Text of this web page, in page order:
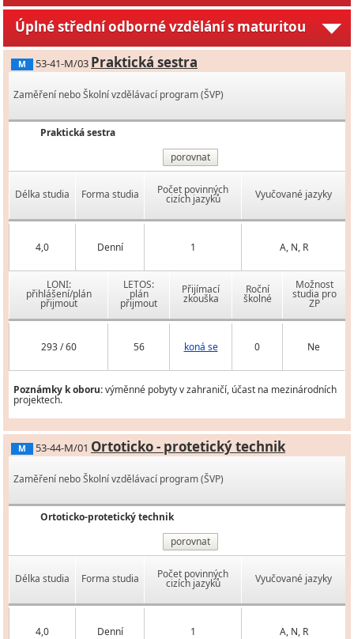
Úplné střední odborné vzdělání s maturitou
M 53-41-M/03 Praktická sestra
Zaměření nebo Školní vzdělávací program (ŠVP)
Praktická sestra
porovnat
Délka studia Forma studia Počet povinných
cizích jazyků Vyučované jazyky
4,0 Denní 1 A, N, R
LONI:
přihlášení/plán
přijmout
LETOS:
plán
přijmout
Přijímací
zkouška
Roční
školné
Možnost
studia pro
ZP
293 / 60 56 koná se 0 Ne
Poznámky k oboru:výměnné pobyty v zahraničí, účast na mezinárodních
projektech.
M 53-44-M/01 Ortoticko - protetický technik
Zaměření nebo Školní vzdělávací program (ŠVP)
Ortoticko-protetický technik
porovnat
Délka studia Forma studia Počet povinných
cizích jazyků Vyučované jazyky
4,0 Denní 1 A, N, R